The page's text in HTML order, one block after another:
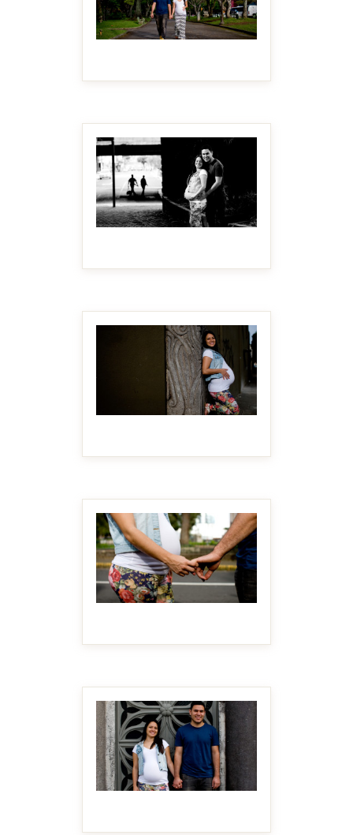
MAKE IT BIGGER
MAKE IT BIGGER
MAKE IT BIGGER
MAKE IT BIGGER
MAKE IT BIGGER